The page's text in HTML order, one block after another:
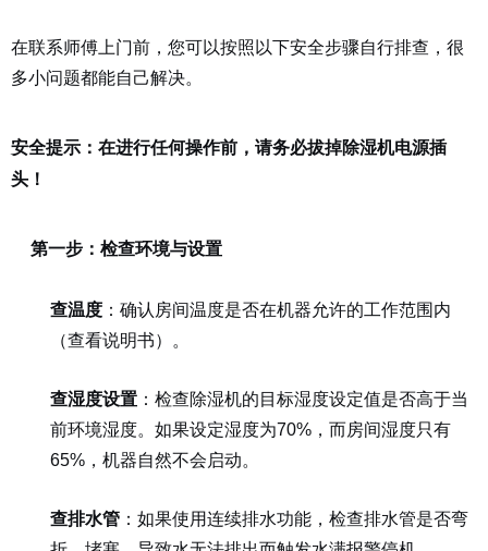
在联系师傅上门前，您可以按照以下安全步骤自行排查，很
多小问题都能自己解决。
安全提示：在进行任何操作前，请务必拔掉除湿机电源插
头！
第一步：检查环境与设置
查温度 ：确认房间温度是否在机器允许的工作范围内
（查看说明书）。
查湿度设置 ：检查除湿机的目标湿度设定值是否高于当
前环境湿度。如果设定湿度为70%，而房间湿度只有
65%，机器自然不会启动。
查排水管 ：如果使用连续排水功能，检查排水管是否弯